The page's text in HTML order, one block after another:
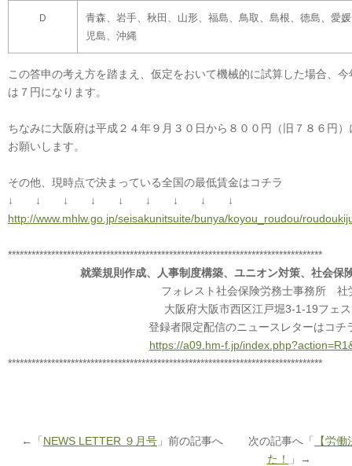
Ｄ
青森、岩手、秋田、山形、福島、鳥取、島根、徳島、愛
児島、沖縄
この答申の考え方を踏まえ、仮定をおいて機械的に試算した場合、
は７円になります。
ちなみに大阪府は平成２４年９月３０日から８００円（旧７８６円
お願いします。
その他、現時点で決まっている全国の最低賃金はコチラ
↓ ↓ ↓ ↓ ↓ ↓ ↓ ↓ ↓
http://www.mhlw.go.jp/seisakunitsuite/bunya/koyou_roudou/
********************************************************************************
就業規則作成、人事制度構築、ユニオン対策、社会保
フォレスト社会保険労務士事務所
大阪府大阪市西区江戸堀3-1-19フェ
登録者限定配信のニュースレターはコチ
https://a09.hm-f.jp/
********************************************************************************
←「 NEWS LETTER ９月号 」前の記事へ 次の記事へ「
【労
た！
」→